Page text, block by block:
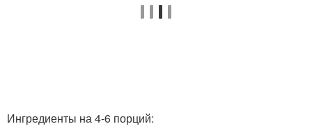
Ингредиенты на 4-6 порций: